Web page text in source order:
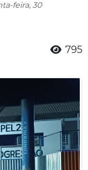
feira, 30
795